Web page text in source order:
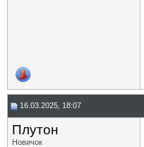
16.03.2025, 18:07
Плутон
Новичок